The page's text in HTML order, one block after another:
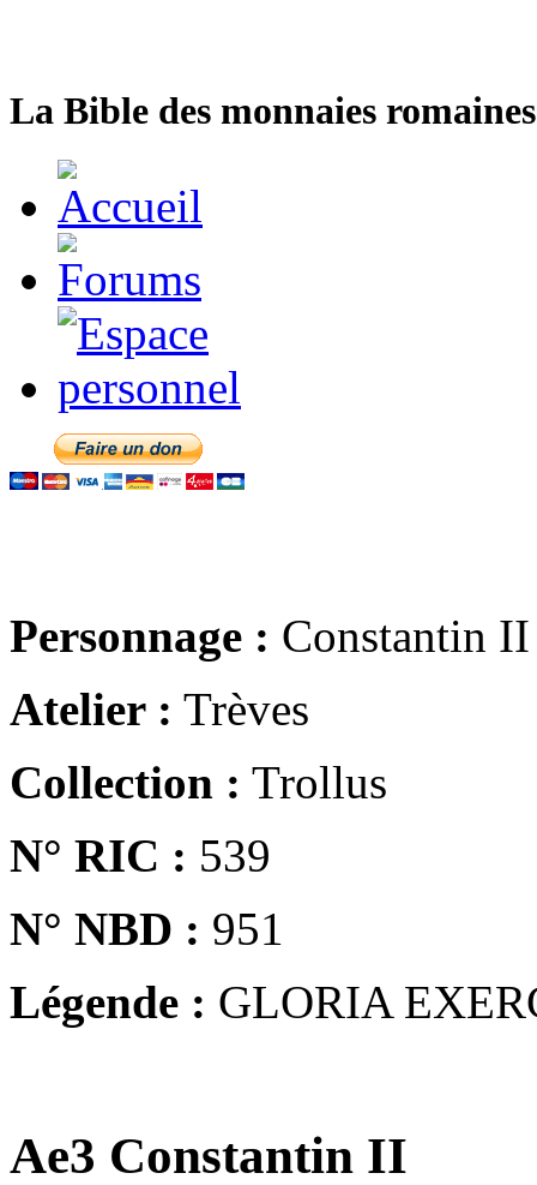
La Bible des monnaies
Personnage : Constantin II
Atelier : Trèves
Collection : Trollus
N° RIC : 539
N° NBD : 951
Légende : GLORIA
Ae3 Constantin II